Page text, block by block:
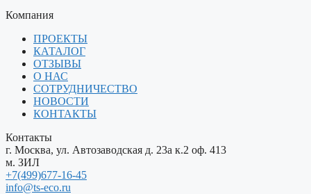
Компания
ПРОЕКТЫ
КАТАЛОГ
ОТЗЫВЫ
О НАС
СОТРУДНИЧЕСТВО
НОВОСТИ
КОНТАКТЫ
Контакты
г. Москва, ул. Автозаводская д. 23а к.2 оф. 413
м. ЗИЛ
+7(499)677-16-45
info@ts-eco.ru